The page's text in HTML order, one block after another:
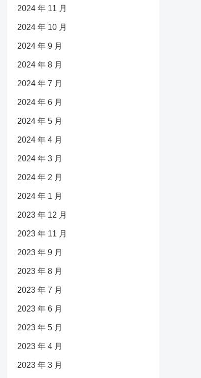
2024 年 11 月
2024 年 10 月
2024 年 9 月
2024 年 8 月
2024 年 7 月
2024 年 6 月
2024 年 5 月
2024 年 4 月
2024 年 3 月
2024 年 2 月
2024 年 1 月
2023 年 12 月
2023 年 11 月
2023 年 9 月
2023 年 8 月
2023 年 7 月
2023 年 6 月
2023 年 5 月
2023 年 4 月
2023 年 3 月